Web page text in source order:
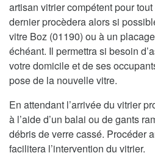
artisan vitrier compétent pour
dernier procèdera alors si
vitre Boz (01190) ou à un
échéant. Il permettra si besoin
votre domicile et de ses
pose de la nouvelle vitre.
En attendant l’arrivée du vitrier
à l’aide d’un balai ou de gants
débris de verre cassé. Procéder
facilitera l’intervention du vitrier.